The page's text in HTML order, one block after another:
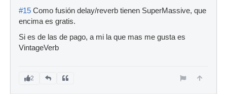
#15 Como fusión delay/reverb tienen SuperMassive, que
encima es gratis.
Si es de las de pago, a mi la que mas me gusta es
VintageVerb
2